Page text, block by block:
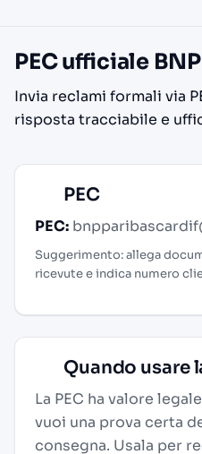
PEC ufficiale
Invia reclami formali via
risposta tracciabile e
PEC
PEC:
Suggerimento: allega
ricevute e indica numero
Quando usare
La PEC ha valore
vuoi una prova certa
consegna. Usala per